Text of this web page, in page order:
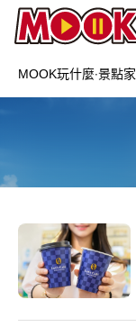
MOOK玩什麼‧景點家